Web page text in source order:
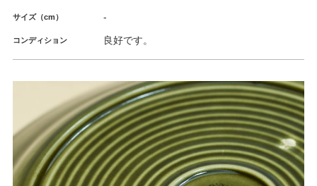
サイズ（cm） -
コンディション 良好です。